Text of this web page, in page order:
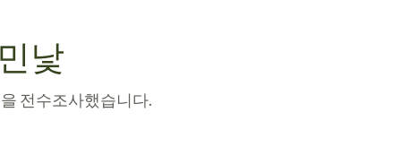
낯
전수조사했습니다.